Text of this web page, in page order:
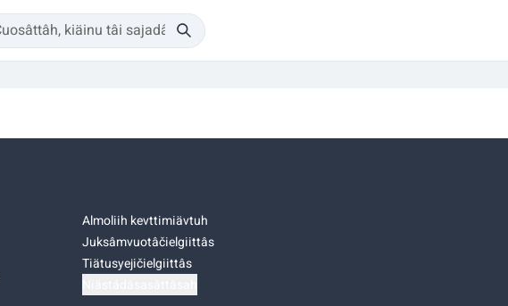
Almoliih kevttimiävtuh
Juksâmvuotâčielgiittâs
Tiätusyejičielgiittâs